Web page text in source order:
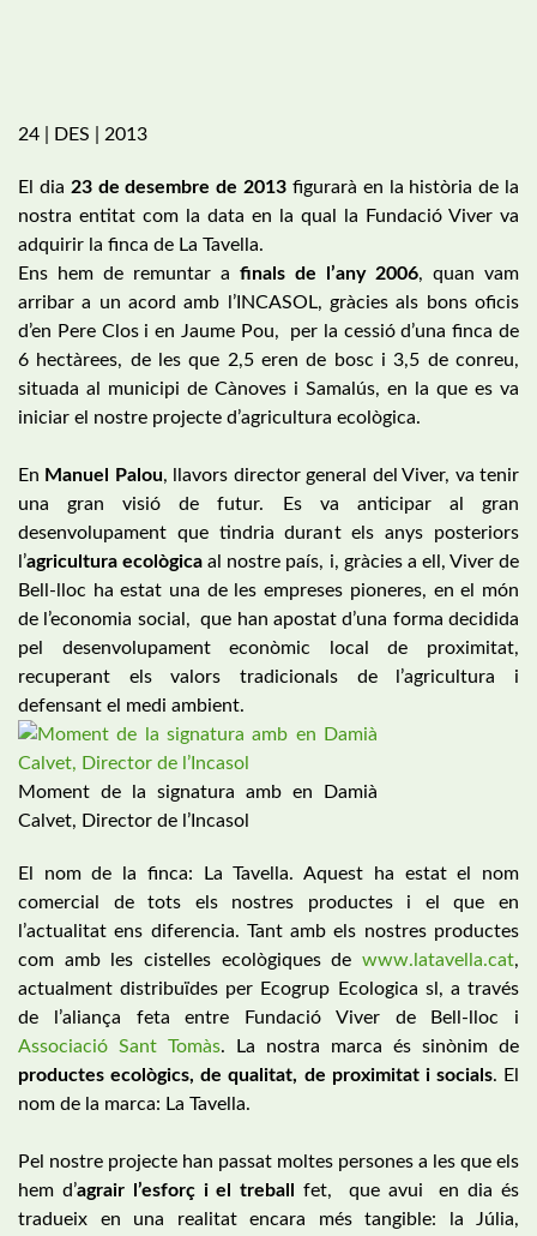
24 | DES | 2013
El dia 23 de desembre de 2013 figurarà en la història de la
nostra entitat com la data en la qual la Fundació Viver va
adquirir la finca de La Tavella.
Ens hem de remuntar a finals de l’any 2006, quan vam
arribar a un acord amb l’INCASOL, gràcies als bons oficis
d’en Pere Clos i en Jaume Pou, per la cessió d’una finca de
6 hectàrees, de les que 2,5 eren de bosc i 3,5 de conreu,
situada al municipi de Cànoves i Samalús, en la que es va
iniciar el nostre projecte d’agricultura ecològica.
En Manuel Palou, llavors director general del Viver, va tenir
una gran visió de futur. Es va anticipar al gran
desenvolupament que tindria durant els anys posteriors
l’agricultura ecològica al nostre país, i, gràcies a ell, Viver de
Bell-lloc ha estat una de les empreses pioneres, en el món
de l’economia social, que han apostat d’una forma decidida
pel desenvolupament econòmic local de proximitat,
recuperant els valors tradicionals de l’agricultura i
defensant el medi ambient.
Moment de la signatura amb en Damià
Calvet, Director de l’Incasol
El nom de la finca: La Tavella. Aquest ha estat el nom
comercial de tots els nostres productes i el que en
l’actualitat ens diferencia. Tant amb els nostres productes
com amb les cistelles ecològiques de www.latavella.cat,
actualment distribuïdes per Ecogrup Ecologica sl, a través
de l’aliança feta entre Fundació Viver de Bell-lloc i
Associació Sant Tomàs. La nostra marca és sinònim de
productes ecològics, de qualitat, de proximitat i socials. El
nom de la marca: La Tavella.
Pel nostre projecte han passat moltes persones a les que els
hem d’agrair l’esforç i el treball fet, que avui en dia és
tradueix en una realitat encara més tangible: la Júlia,